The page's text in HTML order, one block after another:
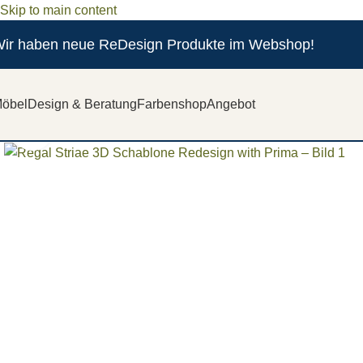
Skip to main content
haben neue ReDesign Produkte im Webshop!
Design & BeratungFarbenshopAngebot